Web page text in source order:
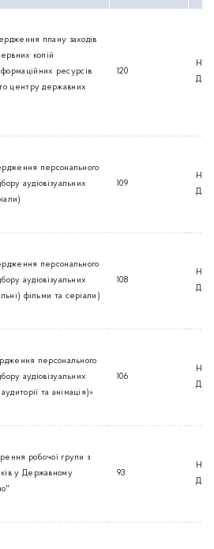
плану заходів
копій
ресурсів
центру державних
120
персонального
аудіовізуальних
109
персонального
аудіовізуальних
фільми та серіали)
108
персонального
аудіовізуальних
та анімація)»
106
робочої групи з
у Державному
93